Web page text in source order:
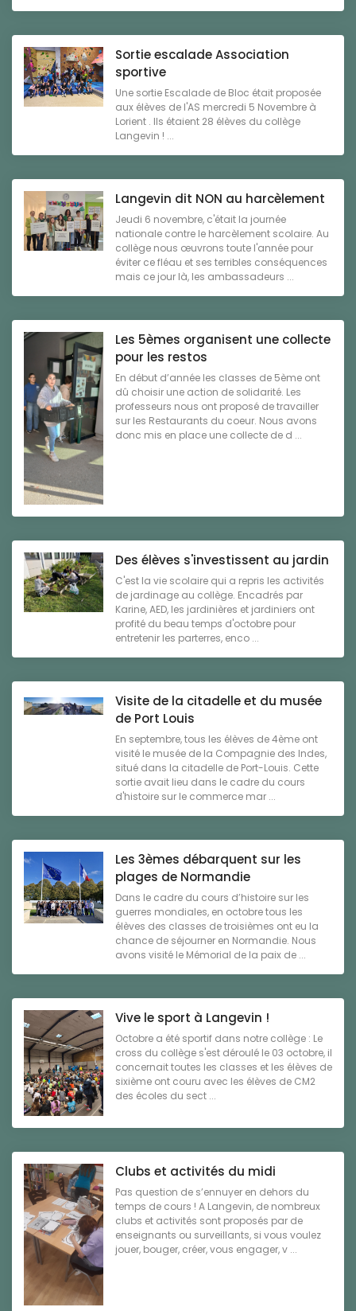
Sortie escalade Association
sportive
Une sortie Escalade de Bloc était proposée
aux élèves de l'AS mercredi 5 Novembre à
Lorient . Ils étaient 28 élèves du collège
Langevin ! ...
Langevin dit NON au harcèlement
Jeudi 6 novembre, c'était la journée
nationale contre le harcèlement scolaire. Au
collège nous œuvrons toute l'année pour
éviter ce fléau et ses terribles conséquences
mais ce jour là, les ambassadeurs ...
Les 5èmes organisent une collecte
pour les restos
En début d’année les classes de 5ème ont
dû choisir une action de solidarité. Les
professeurs nous ont proposé de travailler
sur les Restaurants du coeur. Nous avons
donc mis en place une collecte de d ...
Des élèves s'investissent au jardin
C'est la vie scolaire qui a repris les activités
de jardinage au collège. Encadrés par
Karine, AED, les jardinières et jardiniers ont
profité du beau temps d'octobre pour
entretenir les parterres, enco ...
Visite de la citadelle et du musée
de Port Louis
En septembre, tous les élèves de 4ème ont
visité le musée de la Compagnie des Indes,
situé dans la citadelle de Port-Louis. Cette
sortie avait lieu dans le cadre du cours
d'histoire sur le commerce mar ...
Les 3èmes débarquent sur les
plages de Normandie
Dans le cadre du cours d’histoire sur les
guerres mondiales, en octobre tous les
élèves des classes de troisièmes ont eu la
chance de séjourner en Normandie. Nous
avons visité le Mémorial de la paix de ...
Vive le sport à Langevin !
Octobre a été sportif dans notre collège : Le
cross du collège s'est déroulé le 03 octobre, il
concernait toutes les classes et les élèves de
sixième ont couru avec les élèves de CM2
des écoles du sect ...
Clubs et activités du midi
Pas question de s’ennuyer en dehors du
temps de cours ! A Langevin, de nombreux
clubs et activités sont proposés par de
enseignants ou surveillants, si vous voulez
jouer, bouger, créer, vous engager, v ...